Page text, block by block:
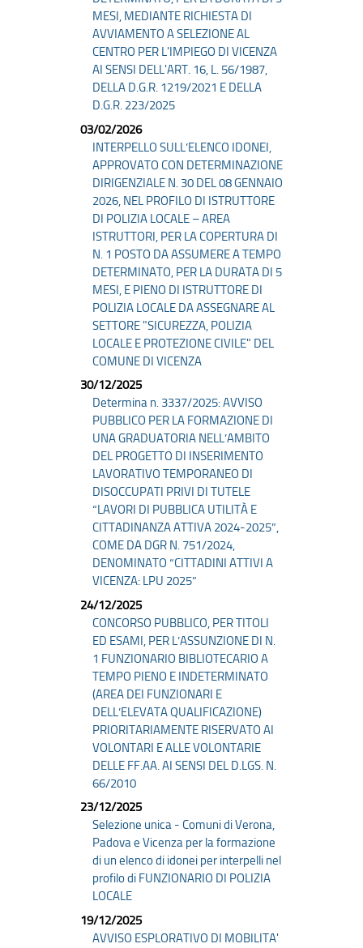
MESI, MEDIANTE RICHIESTA DI
AVVIAMENTO A SELEZIONE AL
CENTRO PER L'IMPIEGO DI VICENZA
AI SENSI DELL'ART. 16, L. 56/1987,
DELLA D.G.R. 1219/2021 E DELLA
D.G.R. 223/2025
03/02/2026
INTERPELLO SULL’ELENCO IDONEI,
APPROVATO CON DETERMINAZIONE
DIRIGENZIALE N. 30 DEL 08 GENNAIO
2026, NEL PROFILO DI ISTRUTTORE
DI POLIZIA LOCALE – AREA
ISTRUTTORI, PER LA COPERTURA DI
N. 1 POSTO DA ASSUMERE A TEMPO
DETERMINATO, PER LA DURATA DI 5
MESI, E PIENO DI ISTRUTTORE DI
POLIZIA LOCALE DA ASSEGNARE AL
SETTORE "SICUREZZA, POLIZIA
LOCALE E PROTEZIONE CIVILE" DEL
COMUNE DI VICENZA
30/12/2025
Determina n. 3337/2025: AVVISO
PUBBLICO PER LA FORMAZIONE DI
UNA GRADUATORIA NELL’AMBITO
DEL PROGETTO DI INSERIMENTO
LAVORATIVO TEMPORANEO DI
DISOCCUPATI PRIVI DI TUTELE
“LAVORI DI PUBBLICA UTILITÀ E
CITTADINANZA ATTIVA 2024-2025”,
COME DA DGR N. 751/2024,
DENOMINATO “CITTADINI ATTIVI A
VICENZA: LPU 2025”
24/12/2025
CONCORSO PUBBLICO, PER TITOLI
ED ESAMI, PER L’ASSUNZIONE DI N.
1 FUNZIONARIO BIBLIOTECARIO A
TEMPO PIENO E INDETERMINATO
(AREA DEI FUNZIONARI E
DELL’ELEVATA QUALIFICAZIONE)
PRIORITARIAMENTE RISERVATO AI
VOLONTARI E ALLE VOLONTARIE
DELLE FF.AA. AI SENSI DEL D.LGS. N.
66/2010
23/12/2025
Selezione unica - Comuni di Verona,
Padova e Vicenza per la formazione
di un elenco di idonei per interpelli nel
profilo di FUNZIONARIO DI POLIZIA
LOCALE
19/12/2025
AVVISO ESPLORATIVO DI MOBILITA'